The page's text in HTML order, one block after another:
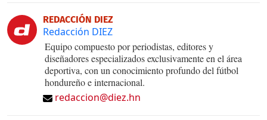
REDACCIÓN DIEZ
Redacción DIEZ
Equipo compuesto por periodistas, editores y
diseñadores especializados exclusivamente en el área
deportiva, con un conocimiento profundo del fútbol
hondureño e internacional.
redaccion@diez.hn